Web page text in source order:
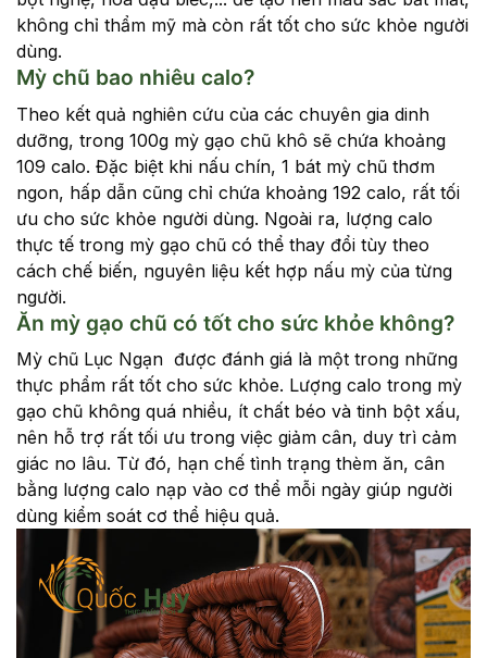
không chỉ thẩm mỹ mà còn rất tốt cho sức khỏe người
dùng.
Mỳ chũ bao nhiêu calo?
Theo kết quả nghiên cứu của các chuyên gia dinh
dưỡng, trong 100g mỳ gạo chũ khô sẽ chứa khoảng
109 calo. Đặc biệt khi nấu chín, 1 bát mỳ chũ thơm
ngon, hấp dẫn cũng chỉ chứa khoảng 192 calo, rất tối
ưu cho sức khỏe người dùng. Ngoài ra, lượng calo
thực tế trong mỳ gạo chũ có thể thay đổi tùy theo
cách chế biến, nguyên liệu kết hợp nấu mỳ của từng
người.
Ăn mỳ gạo chũ có tốt cho sức khỏe không?
Mỳ chũ Lục Ngạn được đánh giá là một trong những
thực phẩm rất tốt cho sức khỏe. Lượng calo trong mỳ
gạo chũ không quá nhiều, ít chất béo và tinh bột xấu,
nên hỗ trợ rất tối ưu trong việc giảm cân, duy trì cảm
giác no lâu. Từ đó, hạn chế tình trạng thèm ăn, cân
bằng lượng calo nạp vào cơ thể mỗi ngày giúp người
dùng kiểm soát cơ thể hiệu quả.